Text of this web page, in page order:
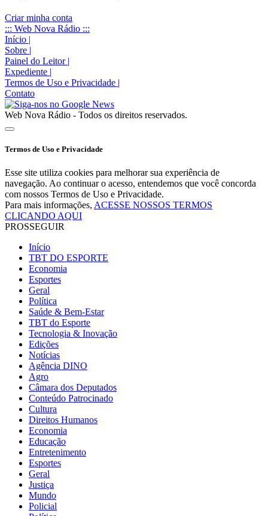
Criar minha conta
::: Web Nova Rádio :::
Início |
Sobre |
Painel do Leitor |
Expediente |
Termos de Uso e Privacidade |
Contato
Web Nova Rádio - Todos os direitos reservados.
Termos de Uso e Privacidade
Esse site utiliza cookies para melhorar sua experiência de
navegação. Ao continuar o acesso, entendemos que você concorda
com nossos Termos de Uso e Privacidade.
Para mais informações, ACESSE NOSSOS TERMOS
CLICANDO AQUI
PROSSEGUIR
Início
TBT DO ESPORTE
Economia
Esportes
Geral
Política
Saúde & Bem-Estar
TBT do Esporte
Tecnologia & Inovação
Edições
Notícias
Agência DINO
Agro
Câmara dos Deputados
Conteúdo Patrocinado
Cultura
Direitos Humanos
Economia
Educação
Entretenimento
Esportes
Geral
Justiça
Mundo
Policial